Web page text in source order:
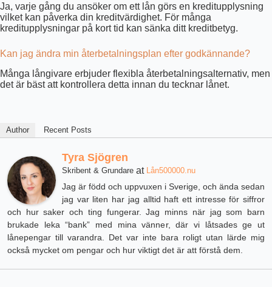
Ja, varje gång du ansöker om ett lån görs en kreditupplysning
vilket kan påverka din kreditvärdighet. För många
kreditupplysningar på kort tid kan sänka ditt kreditbetyg.
Kan jag ändra min återbetalningsplan efter godkännande?
Många långivare erbjuder flexibla återbetalningsalternativ, men
det är bäst att kontrollera detta innan du tecknar lånet.
Author Recent Posts
Tyra Sjögren
Skribent & Grundare at Lån500000.nu
Jag är född och uppvuxen i Sverige, och ända sedan
jag var liten har jag alltid haft ett intresse för siffror
och hur saker och ting fungerar. Jag minns när jag som barn
brukade leka “bank” med mina vänner, där vi låtsades ge ut
lånepengar till varandra. Det var inte bara roligt utan lärde mig
också mycket om pengar och hur viktigt det är att förstå dem.